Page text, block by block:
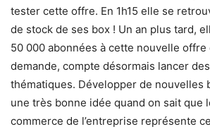
tester cette offre. En 1h15 elle se
de stock de ses box ! Un an plus tard,
50 000 abonnées à cette nouvelle offre
demande, compte désormais lancer
thématiques. Développer de nouvelles
une très bonne idée quand on sait que
commerce de l’entreprise représente